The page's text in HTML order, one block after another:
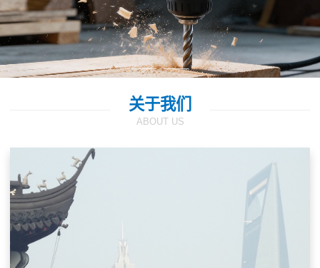
关于我们
ABOUT US